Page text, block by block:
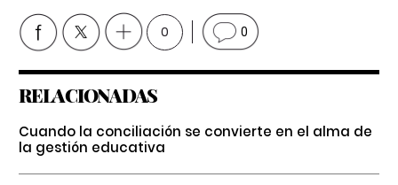
0 0
RELACIONADAS
Cuando la conciliación se convierte en el alma de
la gestión educativa